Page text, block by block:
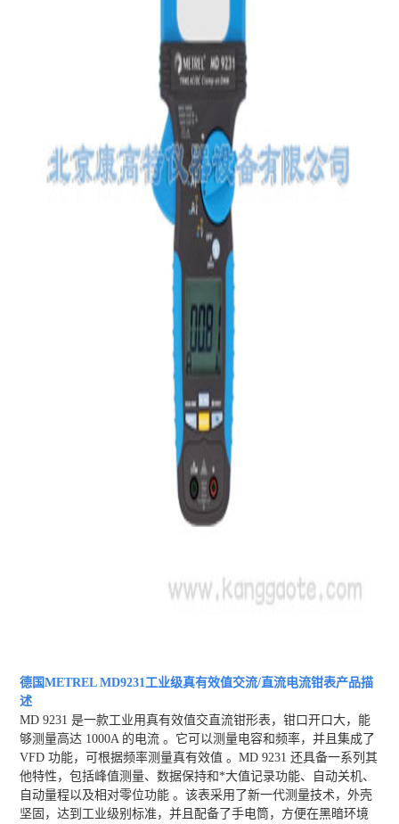
德国METREL MD9231工业级真有效值交流/直流电流钳表产品描
述
MD 9231 是一款工业用真有效值交直流钳形表，钳口开口大，能
够测量高达 1000A 的电流 。它可以测量电容和频率，并且集成了
VFD 功能，可根据频率测量真有效值 。MD 9231 还具备一系列其
他特性，包括峰值测量、数据保持和*大值记录功能、自动关机、
自动量程以及相对零位功能 。该表采用了新一代测量技术，外壳
坚固，达到工业级别标准，并且配备了手电筒，方便在黑暗环境